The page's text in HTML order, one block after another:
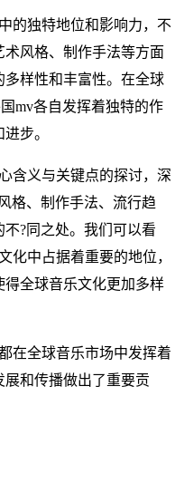
的独特地位和影响力，不
风格、制作手法等方面
样性和丰富性。在全球
mv各自发挥着独特的作
步。
含义与关键点的探讨，深
格、制作手法、流行趋
?同之处。我们可以看
化中占据着重要的地位，
全球音乐文化更加多样
在全球音乐市场中发挥着
和传播做出了重要贡